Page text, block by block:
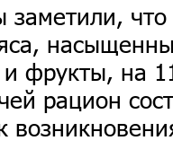
заметили,
фрукты, на
рацион